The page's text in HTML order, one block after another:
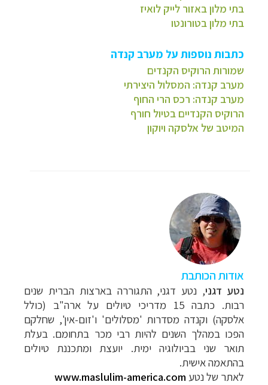
בתי מלון באזור לייק לואיז
בתי מלון בטורונטו
כתבות נוספות על מערב קנדה
שמורות הרוקיס הקנדים
מערב קנדה: המסלול היצירתי
מערב קנדה: רכס הרי החוף
הרוקיס הקנדיים בטיול חורף
המיטב של אלסקה ויוקון
אודות הכותבת
נטע דגני, נטע דגני, התגוררה בארצות הברית שנים
רבות. כתבה 15 מדריכי טיולים על ארה"ב (כולל
אלסקה) וקנדה מסדרות 'מסלולים' ו'זום-אין', שחלקם
הפכו במהלך השנים להיות רבי מכר בתחומם. בעלת
תואר שני בביולוגיה ימית. יועצת ומתכננת טיולים
בהתאמה אישית.
לאתר של נטע www.maslulim-america.com